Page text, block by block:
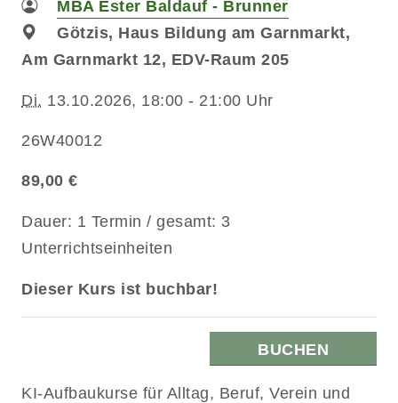
MBA Ester Baldauf - Brunner
Götzis, Haus Bildung am Garnmarkt,
Am Garnmarkt 12, EDV-Raum 205
Di. 13.10.2026, 18:00 - 21:00 Uhr
26W40012
89,00 €
Dauer: 1 Termin / gesamt: 3
Unterrichtseinheiten
Dieser Kurs ist buchbar!
BUCHEN
KI-Aufbaukurse für Alltag, Beruf, Verein und